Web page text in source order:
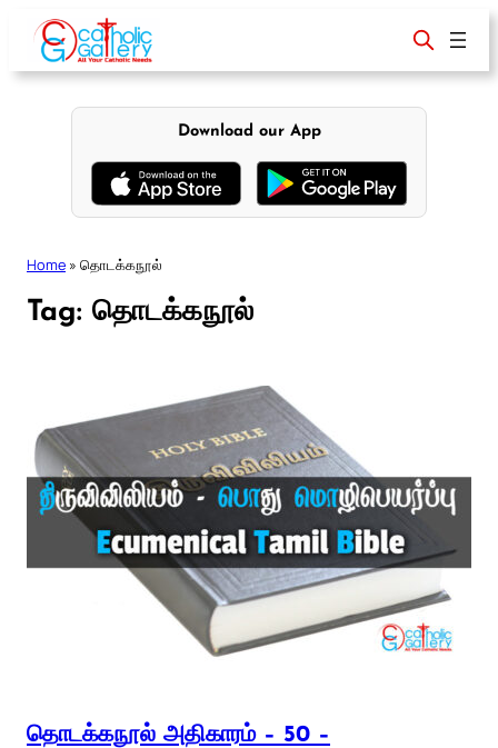
content
Download our App
Home » தொடக்கநூல்
Tag: தொடக்கநூல்
தொடக்கநூல் அதிகாரம் – 50 –